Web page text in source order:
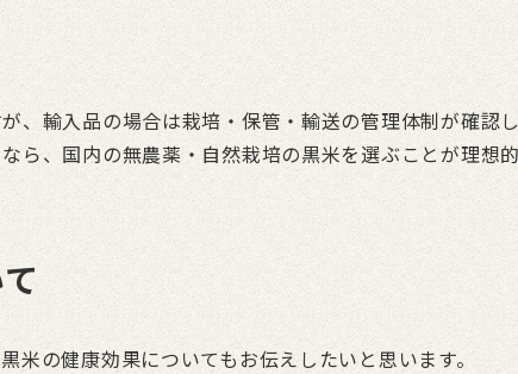
、輸入品の場合は栽培・保管・輸送の管理体制が確認
ら、国内の無農薬・自然栽培の黒米を選ぶことが理想的
米の健康効果についてもお伝えしたいと思います。